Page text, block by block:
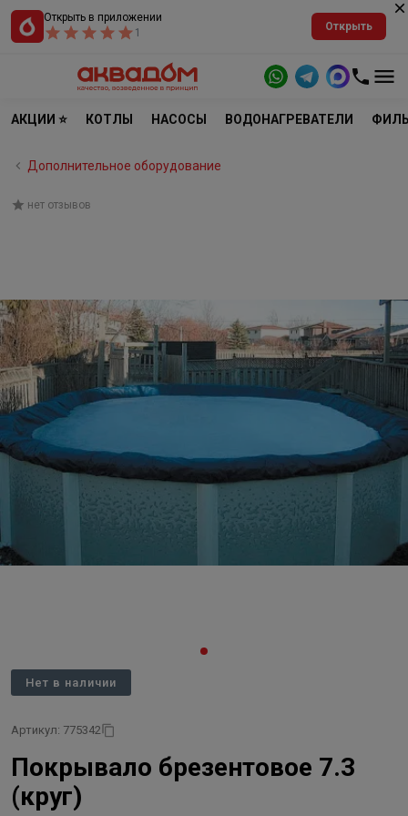
Открыть в приложении
1
Открыть
АКЦИИ ⭐ КОТЛЫ НАСОСЫ ВОДОНАГРЕВАТЕЛИ
Дополнительное оборудование
нет отзывов
Нет в наличии
Артикул: 775342
Покрывало брезентовое 7.3
(круг)